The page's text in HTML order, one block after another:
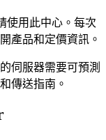
使用此中心。每次
產品和定價資訊。
伺服器需要可預測
傳送指南。